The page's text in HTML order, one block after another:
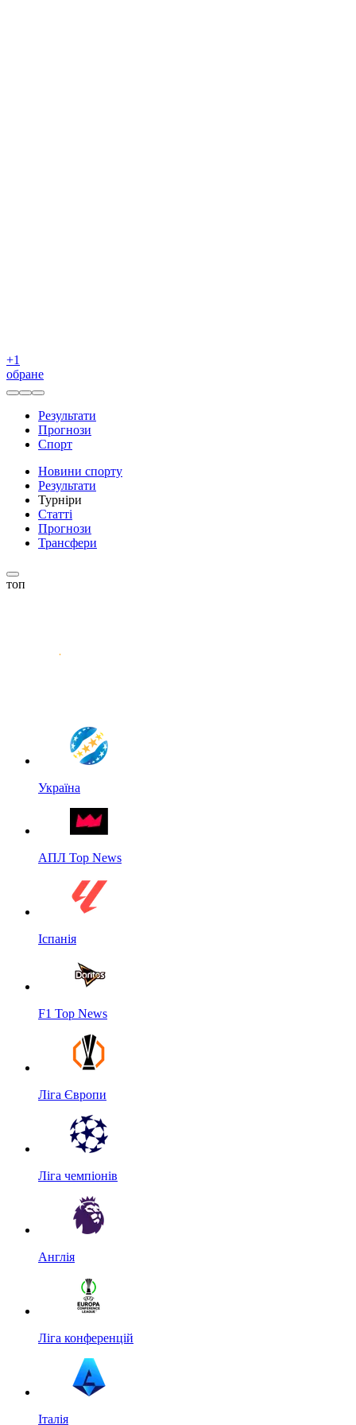
+1
обране
Результати
Прогнози
Спорт
Новини спорту
Результати
Турніри
Статті
Прогнози
Трансфери
топ
Україна
АПЛ Top News
Іспанія
F1 Top News
Ліга Європи
Ліга чемпіонів
Англія
Ліга конференцій
Італія